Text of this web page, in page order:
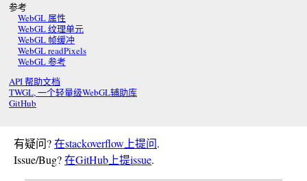
参考
WebGL 属性
WebGL 纹理单元
WebGL 帧缓冲
WebGL readPixels
WebGL 参考
API 帮助文档
TWGL, 一个轻量级WebGL辅助库
GitHub
有疑问?在stackoverflow上提问.
Issue/Bug?在GitHub上提issue.